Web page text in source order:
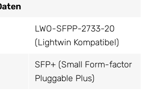
LWO-SFPP-2733-20
(Lightwin Kompatibel)
SFP+ (Small Form-factor
Pluggable Plus)